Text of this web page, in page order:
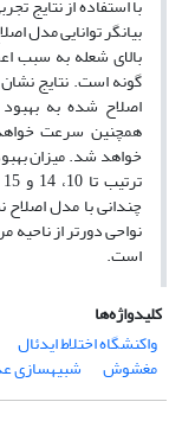
با استفاده از
بیانگر توانایی مدل
بالای شعله به­ سبب
گونه است. نتایج
اصلاح­ شده به
همچنین سرعت
چندانی با مدل
نواحی دورتر از ناحیه
است.
کلیدواژه‌ها
واکنشگاه اختلاط ایدئال
مغشوش شبیه‏سازی